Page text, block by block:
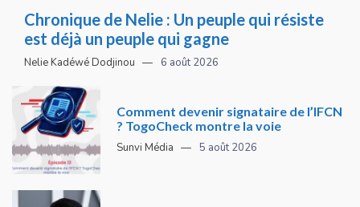
Chronique de Nelie : Un peuple qui résiste
est déjà un peuple qui gagne
Nelie Kadéwé Dodjinou 6 août 2026
Comment devenir signataire de l’IFCN
? TogoCheck montre la voie
Sunvi Média 5 août 2026